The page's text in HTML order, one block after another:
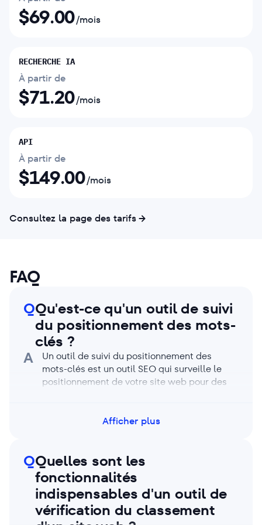
$69.00/mois
RECHERCHE IA
À partir de
$71.20/mois
API
À partir de
$149.00/mois
Consultez la page des tarifs
FAQ
QQu'est-ce qu'un outil de suivi
du positionnement des mots-
clés ?
A
Un outil de suivi du positionnement des
mots-clés est un outil SEO qui surveille le
positionnement de votre site web pour des
réel ou périodiques, notamment les positions
et les tendances historiques, vous aidant
ainsi à mesurer vos performances SEO et à
prendre des décisions éclairées. Avec un
outil de suivi du positionnement gratuit, vous
pouvez également gérer vos mots-clés
Afficher plus
QQuelles sont les
fonctionnalités
indispensables d'un outil de
vérification du classement